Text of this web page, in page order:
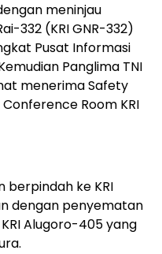
meninjau
332 (KRI GNR-332)
Pusat Informasi
Panglima TNI
menerima Safety
Room KRI
berpindah ke KRI
dengan penyematan
Alugoro-405 yang